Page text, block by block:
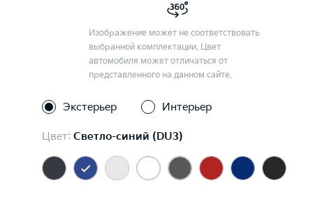
Изображение может не соответствовать
выбранной комплектации. Цвет
автомобиля может отличаться от
представленного на данном сайте.
Экстерьер Интерьер
Цвет: Светло-синий (DU3)